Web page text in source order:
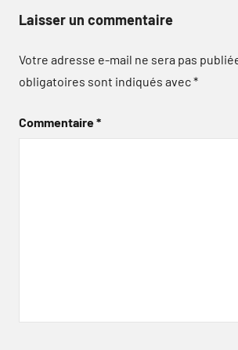
Laisser un commentaire
Votre adresse e-mail ne sera pas
obligatoires sont indiqués avec*
Commentaire*